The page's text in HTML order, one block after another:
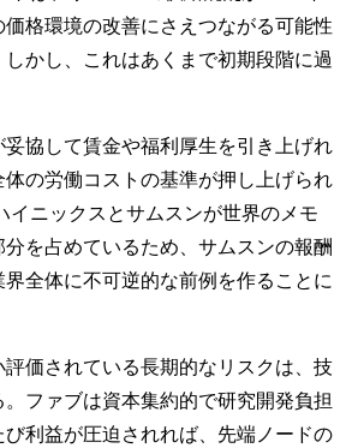
格環境の改善にさえつながる可能性
かし、これはあくまで初期段階に過
協して賃金や福利厚生を引き上げれ
の労働コストの基準が押し上げられ
イニックスとサムスンが世界のメモ
分を占めているため、サムスンの報酬
全体に不可逆的な前例を作ることに
価されている長期的なリスクは、技
ファブは資本集約的で研究開発負担
利益が圧迫されれば、先端ノードの